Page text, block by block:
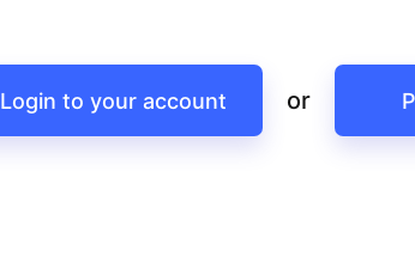
Login to your account or